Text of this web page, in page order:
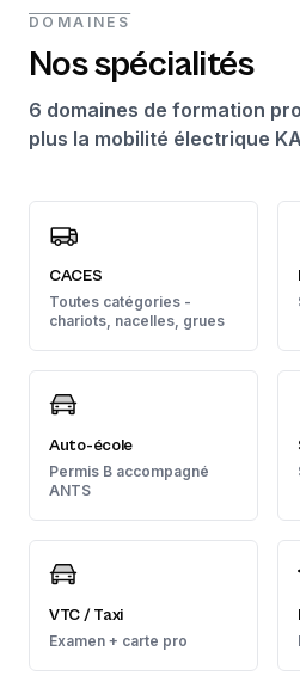
DOMAINES
Nos spécialités
6 domaines de formation
plus la mobilité électrique
CACES
Toutes catégories -
chariots, nacelles, grues
Auto-école
Permis B accompagné
ANTS
VTC / Taxi
Examen + carte pro